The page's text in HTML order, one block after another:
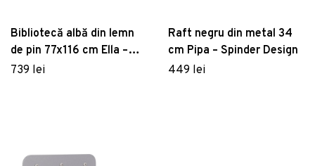
Bibliotecă albă din lemn
de pin 77x116 cm Ella –
Støraa
739 lei
Raft negru din metal 34
cm Pipa – Spinder Design
449 lei